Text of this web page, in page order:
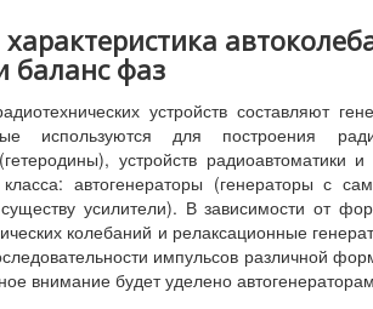
баланс фаз
устройств составляют
используются для построения
устройств
автогенераторы (генераторы с
усилители). В зависимости от
колебаний и релаксационные
импульсов различной
внимание будет уделено